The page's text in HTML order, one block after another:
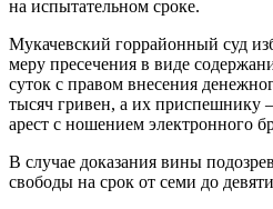
на испытательном сроке.
Мукачевский горрайонный суд
меру пресечения в виде
суток с правом внесения
тысяч гривен, а их приспешнику
арест с ношением электронного
В случае доказания вины
свободы на срок от семи до